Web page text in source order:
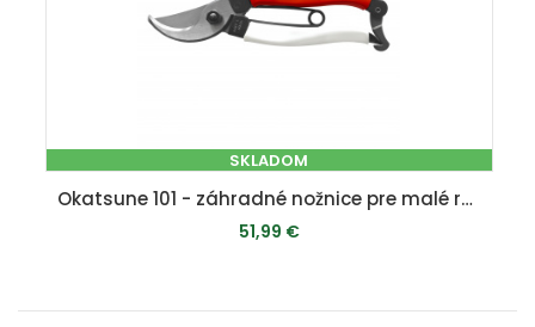
SKLADOM
Okatsune 101 - záhradné nožnice pre malé ruky
51,99 €